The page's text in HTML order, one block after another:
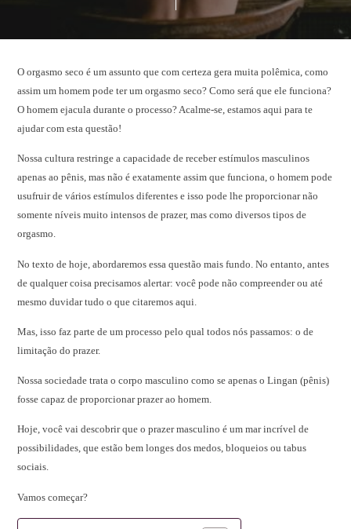
O orgasmo seco é um assunto que com certeza gera muita polêmica, como
assim um homem pode ter um orgasmo seco? Como será que ele funciona?
O homem ejacula durante o processo? Acalme-se, estamos aqui para te
ajudar com esta questão!
Nossa cultura restringe a capacidade de receber estímulos masculinos
apenas ao pênis, mas não é exatamente assim que funciona, o homem pode
usufruir de vários estímulos diferentes e isso pode lhe proporcionar não
somente níveis muito intensos de prazer, mas como diversos tipos de
orgasmo.
No texto de hoje, abordaremos essa questão mais fundo. No entanto, antes
de qualquer coisa precisamos alertar: você pode não compreender ou até
mesmo duvidar tudo o que citaremos aqui.
Mas, isso faz parte de um processo pelo qual todos nós passamos: o de
limitação do prazer.
Nossa sociedade trata o corpo masculino como se apenas o Lingan (pênis)
fosse capaz de proporcionar prazer ao homem.
Hoje, você vai descobrir que o prazer masculino é um mar incrível de
possibilidades, que estão bem longes dos medos, bloqueios ou tabus
sociais.
Vamos começar?